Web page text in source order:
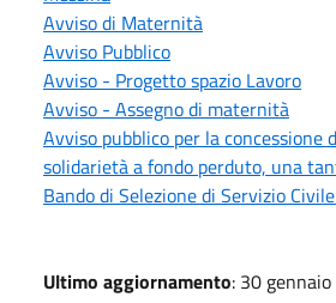
Avviso di Maternità
Avviso Pubblico
Avviso - Progetto spazio Lavoro
Avviso - Assegno di maternità
Avviso pubblico per la concessione
solidarietà a fondo perduto, una
Bando di Selezione di Servizio
Ultimo aggiornamento: 30